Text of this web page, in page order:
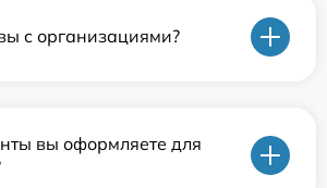
с организациями?
вы оформляете для